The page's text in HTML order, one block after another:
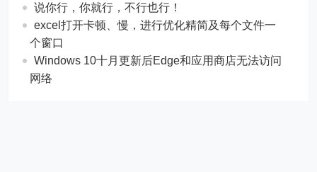
说你行，你就行，不行也行！
excel打开卡顿、慢，进行优化精简及每个文件一
个窗口
Windows 10十月更新后Edge和应用商店无法访问
网络